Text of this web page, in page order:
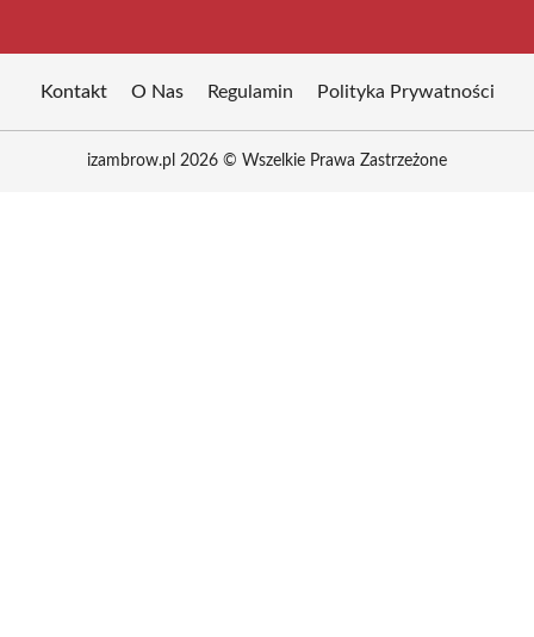
Kontakt O Nas Regulamin Polityka Prywatności
izambrow.pl 2026 © Wszelkie Prawa Zastrzeżone